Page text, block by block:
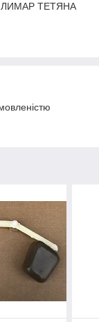
ЛИМАР ТЕТЯНА